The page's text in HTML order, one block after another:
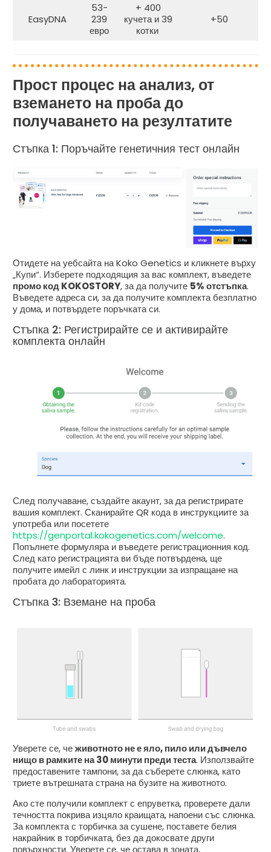
EasyDNA
53-
239
евро
+ 400
кучета и 39
котки
+50
Прост процес на анализ, от
вземането на проба до
получаването на резултатите
Стъпка 1: Поръчайте генетичния тест онлайн
Отидете на уебсайта на Koko Genetics и кликнете върху
„Купи“. Изберете подходящия за вас комплект, въведете
промо код KOKOSTORY, за да получите 5% отстъпка.
Въведете адреса си, за да получите комплекта безплатно
у дома, и потвърдете поръчката си.
Стъпка 2: Регистрирайте се и активирайте
комплекта онлайн
След получаване, създайте акаунт, за да регистрирате
вашия комплект. Сканирайте QR кода в инструкциите за
употреба или посетете
https://genportal.kokogenetics.com/welcome.
Попълнете формуляра и въведете регистрационния код.
След като регистрацията ви бъде потвърдена, ще
получите имейл с линк и инструкции за изпращане на
пробата до лабораторията.
Стъпка 3: Вземане на проба
Уверете се, чеживотното не е яло, пило или дъвчело
нищо в рамките на 30 минути преди теста. Използвайте
предоставените тампони, за да съберете слюнка, като
триете вътрешната страна на бузите на животното.
Ако сте получили комплект с епруветка, проверете дали
течността покрива изцяло краищата, напоени със слюнка.
За комплекта с торбичка за сушене, поставете белия
накрайник в торбичката, без да докосвате други
повърхности. Уверете се, че остава в зоната,